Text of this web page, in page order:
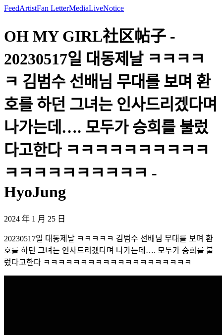
FeedArtistFan LetterMediaLiveNotice
OH MY GIRL社区帖子 -
20230517일 대동제날 ㅋㅋㅋㅋ
ㅋ 김범수 선배님 무대를 보며 환
호를 하던 그녀는 인사드리겠다며
나가는데…. 모두가 승희를 불렀
다고한다 ㅋㅋㅋㅋㅋㅋㅋㅋㅋㅋ
ㅋㅋㅋㅋㅋㅋㅋㅋㅋㅋ -
HyoJung
2024 年 1 月 25 日
20230517일 대동제날 ㅋㅋㅋㅋㅋ 김범수 선배님 무대를 보며 환
호를 하던 그녀는 인사드리겠다며 나가는데…. 모두가 승희를 불
렀다고한다 ㅋㅋㅋㅋㅋㅋㅋㅋㅋㅋㅋㅋㅋㅋㅋㅋㅋㅋㅋㅋ